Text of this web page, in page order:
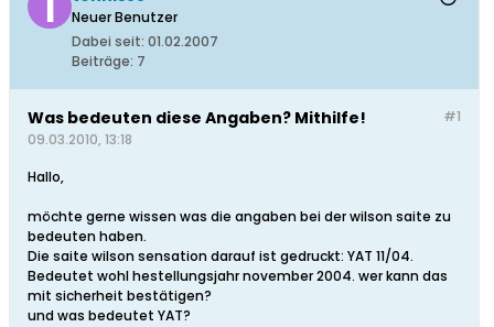
Neuer Benutzer
Dabei seit: 01.02.2007
Beiträge: 7
#1
Was bedeuten diese Angaben? Mithilfe!
09.03.2010, 13:18
Hallo,
möchte gerne wissen was die angaben bei der wilson saite zu
bedeuten haben.
Die saite wilson sensation darauf ist gedruckt: YAT 11/04.
Bedeutet wohl hestellungsjahr november 2004. wer kann das
mit sicherheit bestätigen?
und was bedeutet YAT?